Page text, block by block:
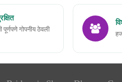
पूर्णपणे गोपनीय ठेवली